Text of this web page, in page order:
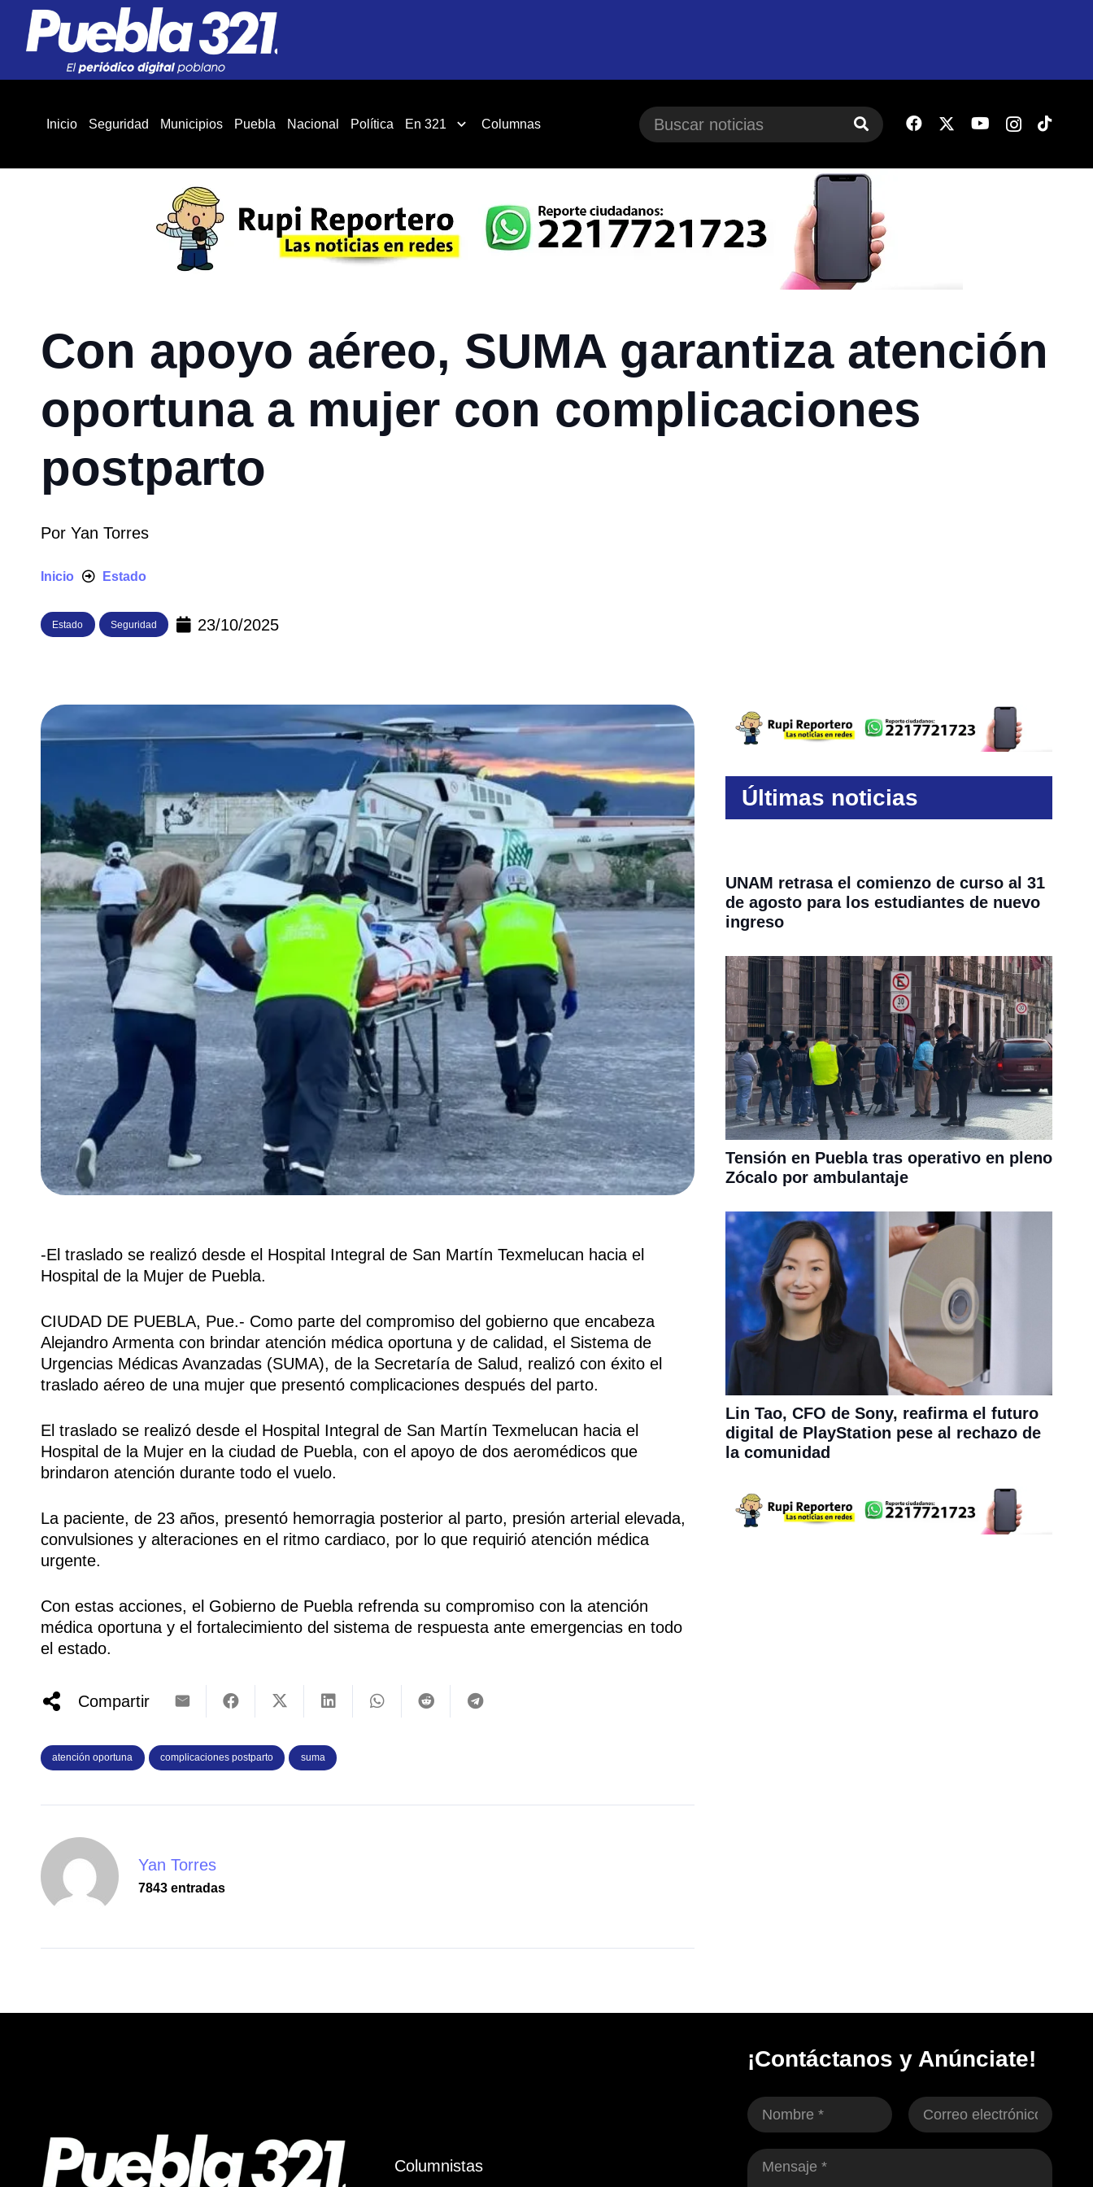
Inicio Seguridad Municipios Puebla Nacional Política En 321 Columnas
Con apoyo aéreo, SUMA garantiza atención
oportuna a mujer con complicaciones
postparto
Por Yan Torres
Inicio Estado
Estado Seguridad 23/10/2025
-El traslado se realizó desde el Hospital Integral de San Martín Texmelucan hacia el
Hospital de la Mujer de Puebla.
CIUDAD DE PUEBLA, Pue.- Como parte del compromiso del gobierno que encabeza
Alejandro Armenta con brindar atención médica oportuna y de calidad, el Sistema de
Urgencias Médicas Avanzadas (SUMA), de la Secretaría de Salud, realizó con éxito el
traslado aéreo de una mujer que presentó complicaciones después del parto.
El traslado se realizó desde el Hospital Integral de San Martín Texmelucan hacia el
Hospital de la Mujer en la ciudad de Puebla, con el apoyo de dos aeromédicos que
brindaron atención durante todo el vuelo.
La paciente, de 23 años, presentó hemorragia posterior al parto, presión arterial elevada,
convulsiones y alteraciones en el ritmo cardiaco, por lo que requirió atención médica
urgente.
Con estas acciones, el Gobierno de Puebla refrenda su compromiso con la atención
médica oportuna y el fortalecimiento del sistema de respuesta ante emergencias en todo
el estado.
Compartir
atención oportuna complicaciones postparto suma
Yan Torres
7843 entradas
Últimas noticias
UNAM retrasa el comienzo de curso al 31
de agosto para los estudiantes de nuevo
ingreso
Tensión en Puebla tras operativo en pleno
Zócalo por ambulantaje
Lin Tao, CFO de Sony, reafirma el futuro
digital de PlayStation pese al rechazo de
la comunidad
Columnistas
¡Contáctanos y Anúnciate!